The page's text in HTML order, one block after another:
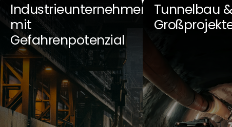
Industrieunternehmen
mit
Gefahrenpotenzial
Tunnelbau &